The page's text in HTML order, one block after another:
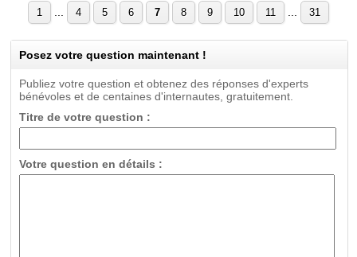
1 4 5 6 7 8 9 10 11 31
Posez votre question maintenant !
Publiez votre question et obtenez des réponses d'experts
bénévoles et de centaines d'internautes, gratuitement.
Titre de votre question :
Votre question en détails :